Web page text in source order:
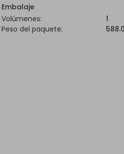
Embalaje
Volúmenes:
1
Peso del paquete: